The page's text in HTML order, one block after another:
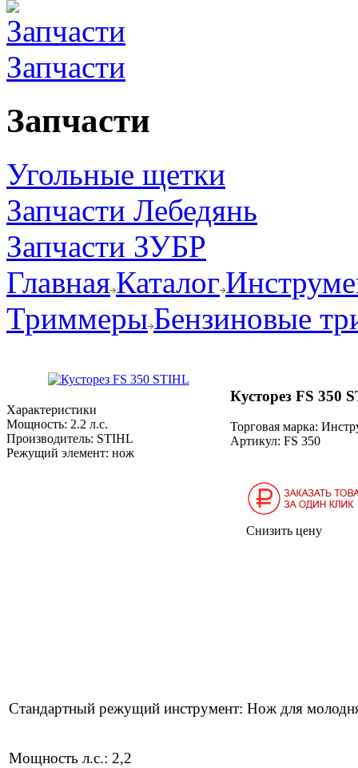
Запчасти
Запчасти
Угольные щетки
Запчасти Лебедянь
Запчасти ЗУБР
ГлавнаяКаталог
ТриммерыБензиновые
Характеристики
Мощность: 2.2 л.с.
Производитель: STIHL
Режущий элемент: нож
Кусторез FS 350
Торговая марка:
Артикул: FS 350
Снизить цену
Стандартный режущий инструмент: Нож для
Мощность л.с.: 2,2